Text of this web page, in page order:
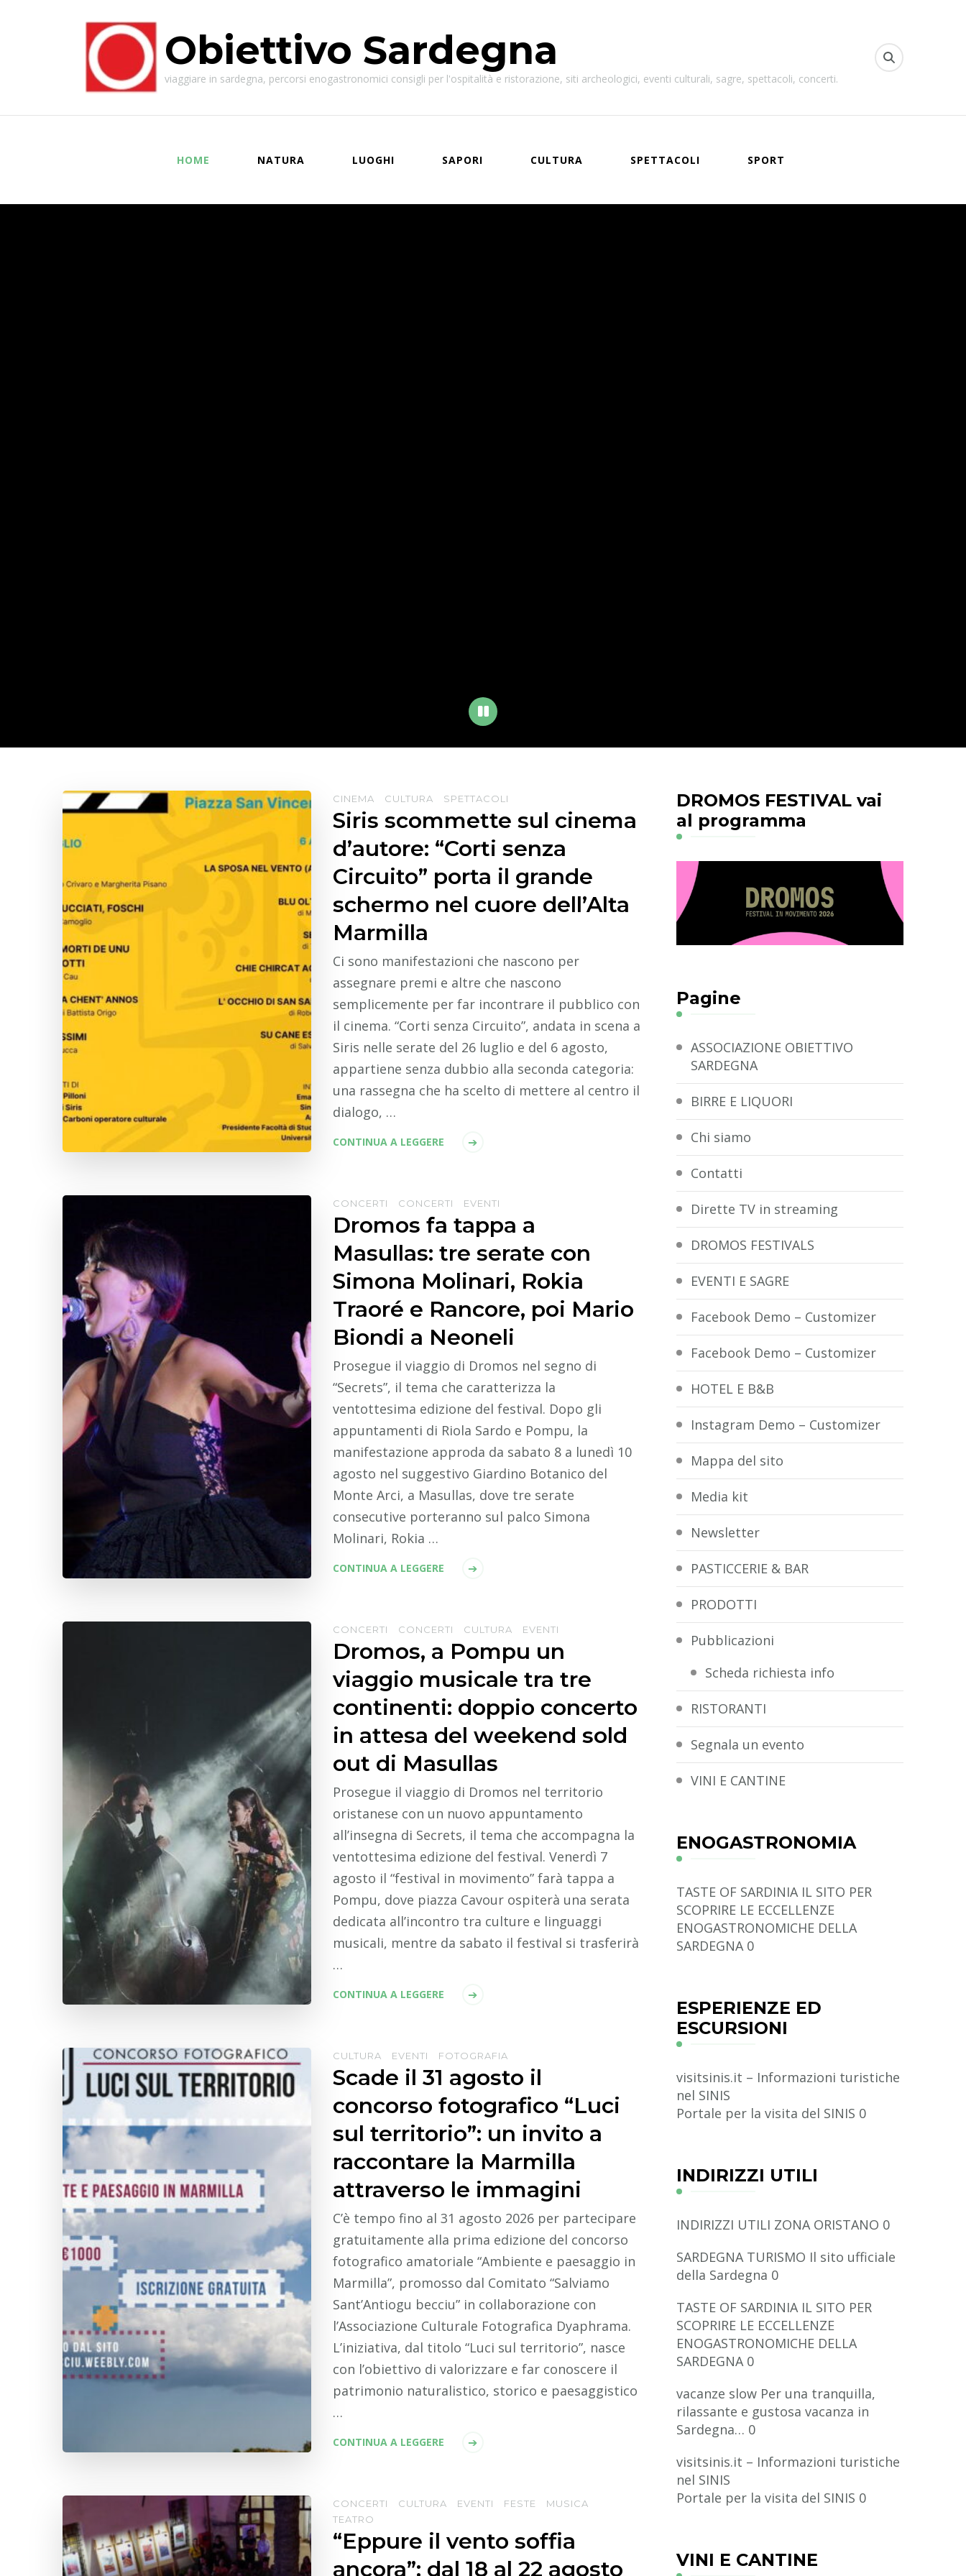
Obiettivo Sardegna
viaggiare in sardegna, percorsi enogastronomici consigli per l'ospitalità e ristorazione, siti archeologici, eventi culturali, sagre, spettacoli, concerti.
HOME NATURA LUOGHI SAPORI CULTURA SPETTACOLI SPORT
CINEMA CULTURA SPETTACOLI
Siris scommette sul cinema
d’autore: “Corti senza
Circuito” porta il grande
schermo nel cuore dell’Alta
Marmilla
Ci sono manifestazioni che nascono per
assegnare premi e altre che nascono
semplicemente per far incontrare il pubblico con
il cinema. “Corti senza Circuito”, andata in scena a
Siris nelle serate del 26 luglio e del 6 agosto,
appartiene senza dubbio alla seconda categoria:
una rassegna che ha scelto di mettere al centro il
dialogo, …
CONTINUA A LEGGERE
CONCERTI CONCERTI EVENTI
Dromos fa tappa a
Masullas: tre serate con
Simona Molinari, Rokia
Traoré e Rancore, poi Mario
Biondi a Neoneli
Prosegue il viaggio di Dromos nel segno di
“Secrets”, il tema che caratterizza la
ventottesima edizione del festival. Dopo gli
appuntamenti di Riola Sardo e Pompu, la
manifestazione approda da sabato 8 a lunedì 10
agosto nel suggestivo Giardino Botanico del
Monte Arci, a Masullas, dove tre serate
consecutive porteranno sul palco Simona
Molinari, Rokia …
CONTINUA A LEGGERE
CONCERTI CONCERTI CULTURA EVENTI
Dromos, a Pompu un
viaggio musicale tra tre
continenti: doppio concerto
in attesa del weekend sold
out di Masullas
Prosegue il viaggio di Dromos nel territorio
oristanese con un nuovo appuntamento
all’insegna di Secrets, il tema che accompagna la
ventottesima edizione del festival. Venerdì 7
agosto il “festival in movimento” farà tappa a
Pompu, dove piazza Cavour ospiterà una serata
dedicata all’incontro tra culture e linguaggi
musicali, mentre da sabato il festival si trasferirà
…
CONTINUA A LEGGERE
CULTURA EVENTI FOTOGRAFIA
Scade il 31 agosto il
concorso fotografico “Luci
sul territorio”: un invito a
raccontare la Marmilla
attraverso le immagini
C’è tempo fino al 31 agosto 2026 per partecipare
gratuitamente alla prima edizione del concorso
fotografico amatoriale “Ambiente e paesaggio in
Marmilla”, promosso dal Comitato “Salviamo
Sant’Antiogu becciu” in collaborazione con
l’Associazione Culturale Fotografica Dyaphrama.
L’iniziativa, dal titolo “Luci sul territorio”, nasce
con l’obiettivo di valorizzare e far conoscere il
patrimonio naturalistico, storico e paesaggistico
…
CONTINUA A LEGGERE
CONCERTI CULTURA EVENTI FESTE
MUSICA
TEATRO
“Eppure il vento soffia
ancora”: dal 18 al 22 agosto
DROMOS FESTIVAL vai
al programma
Pagine
ASSOCIAZIONE OBIETTIVO
SARDEGNA
BIRRE E LIQUORI
Chi siamo
Contatti
Dirette TV in streaming
DROMOS FESTIVALS
EVENTI E SAGRE
Facebook Demo – Customizer
Facebook Demo – Customizer
HOTEL E B&B
Instagram Demo – Customizer
Mappa del sito
Media kit
Newsletter
PASTICCERIE & BAR
PRODOTTI
Pubblicazioni
Scheda richiesta info
RISTORANTI
Segnala un evento
VINI E CANTINE
ENOGASTRONOMIA
TASTE OF SARDINIA IL SITO PER
SCOPRIRE LE ECCELLENZE
ENOGASTRONOMICHE DELLA
SARDEGNA 0
ESPERIENZE ED
ESCURSIONI
visitsinis.it – Informazioni turistiche
nel SINIS
Portale per la visita del SINIS 0
INDIRIZZI UTILI
INDIRIZZI UTILI ZONA ORISTANO 0
SARDEGNA TURISMO Il sito ufficiale
della Sardegna 0
TASTE OF SARDINIA IL SITO PER
SCOPRIRE LE ECCELLENZE
ENOGASTRONOMICHE DELLA
SARDEGNA 0
vacanze slow Per una tranquilla,
rilassante e gustosa vacanza in
Sardegna… 0
visitsinis.it – Informazioni turistiche
nel SINIS
Portale per la visita del SINIS 0
VINI E CANTINE